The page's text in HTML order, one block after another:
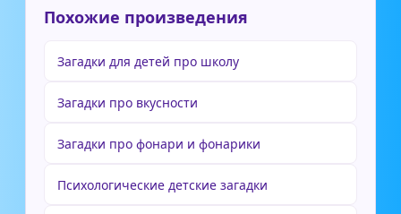
Похожие произведения
Загадки для детей про школу
Загадки про вкусности
Загадки про фонари и фонарики
Психологические детские загадки